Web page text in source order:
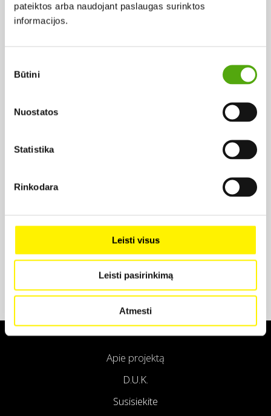
pateiktos arba naudojant paslaugas surinktos
informacijos.
pasirinkimas
Būtini
Nuostatos
Statistika
Rinkodara
Leisti visus
Leisti pasirinkimą
Atmesti
Apie projektą
D.U.K.
Susisiekite